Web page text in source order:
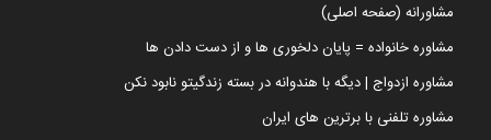
مشاورانه (صفحه اصلی)
مشاوره خانواده = پایان دلخوری ها و از دست دادن ها
مشاوره ازدواج | دیگه با هندوانه در بسته زندگیتو نابود نکن
مشاوره تلفنی با برترین های ایران